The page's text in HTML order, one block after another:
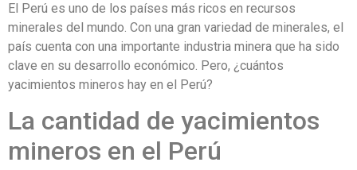
El Perú es uno de los países más ricos en recursos
minerales del mundo. Con una gran variedad de minerales, el
país cuenta con una importante industria minera que ha sido
clave en su desarrollo económico. Pero, ¿cuántos
yacimientos mineros hay en el Perú?
La cantidad de yacimientos
mineros en el Perú